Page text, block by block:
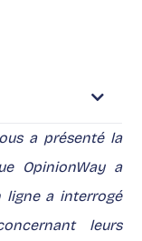
a présenté la
OpinionWay a
ligne a interrogé
leurs